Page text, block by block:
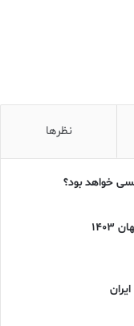
نظرها
خواهد بود؟